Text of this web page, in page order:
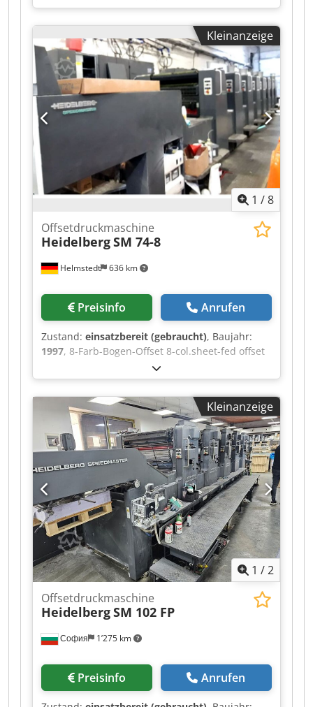
Baujahr 1996 Format: max - 72x104 cm Chedpfx
Ajyi T Ncjizoa min - 28x42 cm max.
Geschwindigkeit 15.000/Stunde Gewicht ca. 49
Tonnen Abmessungen 11x4,3x2,3 m
Kleinanzeige
1 /8
Helmstedt 636 km
Offsetdruckmaschine
HeidelbergSM 74-8
Preisinfo Anrufen
Zustand: einsatzbereit (gebraucht), Baujahr:
1997, 8-Farb-Bogen-Offset 8-col.sheet-fed offset
presses Chodpfeygwbdox Aizoa Built in 1997
Size max 520 x 740 mm min 210 x 280 mm Image
area max 510 x 740 mm Speed max 15.000 c/h
Pile height feeder 945 mm Pile height delivery
1.000 mm
Kleinanzeige
1 /2
София 1’275 km
Offsetdruckmaschine
HeidelbergSM 102 FP
Preisinfo Anrufen